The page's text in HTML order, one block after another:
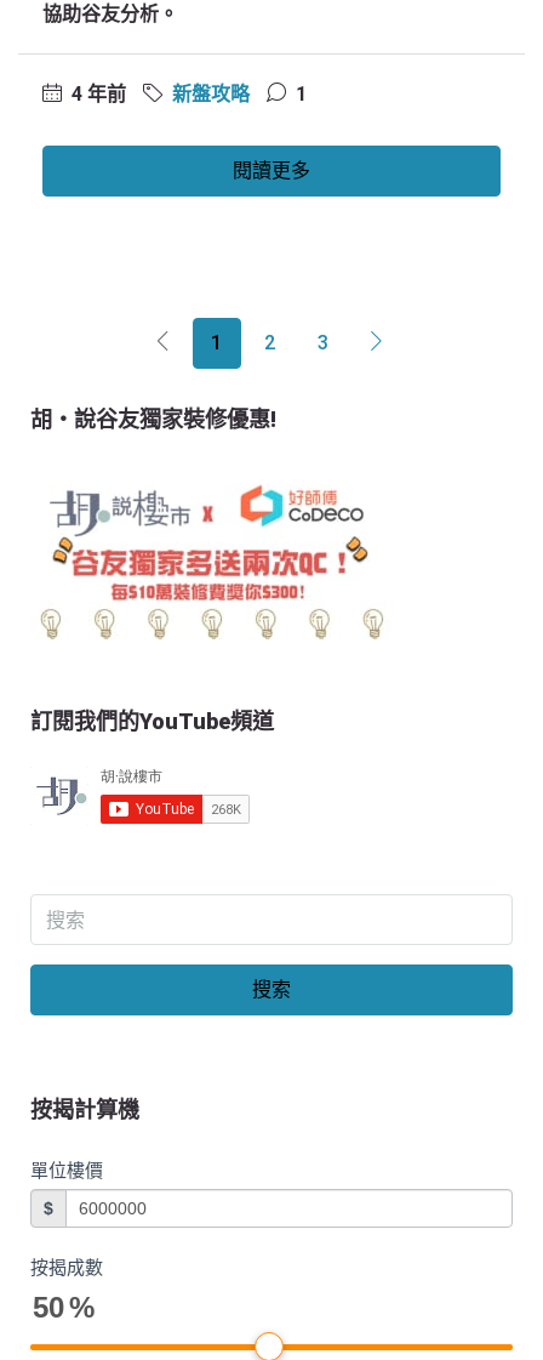
協助谷友分析。
4 年前 新盤攻略 1
閱讀更多
1 2 3
胡‧說谷友獨家裝修優惠!
訂閱我們的YouTube頻道
搜索
按揭計算機
單位樓價
$
按揭成數
50%